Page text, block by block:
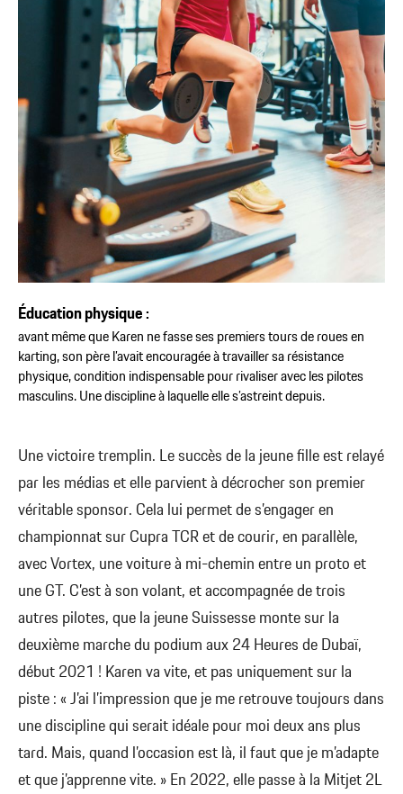
Éducation physique :
avant même que Karen ne fasse ses premiers tours de roues en
karting, son père l’avait encouragée à travailler sa résistance
physique, condition indispensable pour rivaliser avec les pilotes
masculins. Une discipline à laquelle elle s’astreint depuis.
Une victoire tremplin. Le succès de la jeune fille est relayé
par les médias et elle parvient à décrocher son premier
véritable sponsor. Cela lui permet de s’engager en
championnat sur Cupra TCR et de courir, en parallèle,
avec Vortex, une voiture à mi-chemin entre un proto et
une GT. C’est à son volant, et accompagnée de trois
autres pilotes, que la jeune Suissesse monte sur la
deuxième marche du podium aux 24 Heures de Dubaï,
début 2021 ! Karen va vite, et pas uniquement sur la
piste : « J’ai l’impression que je me retrouve toujours dans
une discipline qui serait idéale pour moi deux ans plus
tard. Mais, quand l’occasion est là, il faut que je m’adapte
et que j’apprenne vite. » En 2022, elle passe à la Mitjet 2L